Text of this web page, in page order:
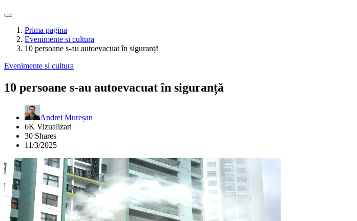
Prima pagina
Evenimente si cultura
10 persoane s-au autoevacuat în siguranță
Evenimente si cultura
10 persoane s-au autoevacuat în siguranță
Andrei Mureșan
6K Vizualizari
30 Shares
11/3/2025